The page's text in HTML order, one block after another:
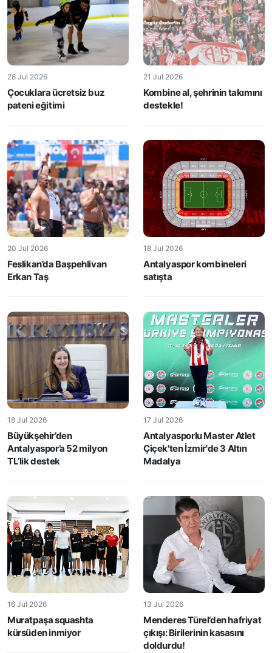
28 Jul 2026
Çocuklara ücretsiz buz
pateni eğitimi
21 Jul 2026
Kombine al, şehrinin takımını
destekle!
20 Jul 2026
Feslikan’da Başpehlivan
Erkan Taş
18 Jul 2026
Antalyaspor kombineleri
satışta
18 Jul 2026
Büyükşehir’den
Antalyaspor’a 52 milyon
TL’lik destek
17 Jul 2026
Antalyasporlu Master Atlet
Çiçek'ten İzmir'de 3 Altın
Madalya
16 Jul 2026
Muratpaşa squashta
kürsüden inmiyor
13 Jul 2026
Menderes Türel’den hafriyat
çıkışı: Birilerinin kasasını
doldurdu!